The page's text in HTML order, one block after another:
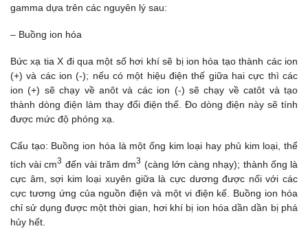
gamma dựa trên các nguyên lý sau:
– Buồng ion hóa
Bức xạ tia X đi qua một số hơi khí sẽ bị ion hóa tạo thành các ion
(+) và các ion (-); nếu có một hiệu điện thế giữa hai cực thì các
ion (+) sẽ chạy về anôt và các ion (-) sẽ chạy về catôt và tạo
thành dòng điện làm thay đổi điện thế. Đo dòng điện này sẽ tính
được mức độ phóng xạ.
Cấu tạo: Buồng ion hóa là một ống kim loại hay phủ kim loại, thể
tích vài cm3 đến vài trăm dm3 (càng lớn càng nhạy); thành ống là
cực âm, sợi kim loại xuyên giữa là cực dương được nối với các
cực tương ứng của nguồn điện và một vi điện kế. Buồng ion hóa
chỉ sử dụng được một thời gian, hơi khí bị ion hóa dần dần bị phá
hủy hết.